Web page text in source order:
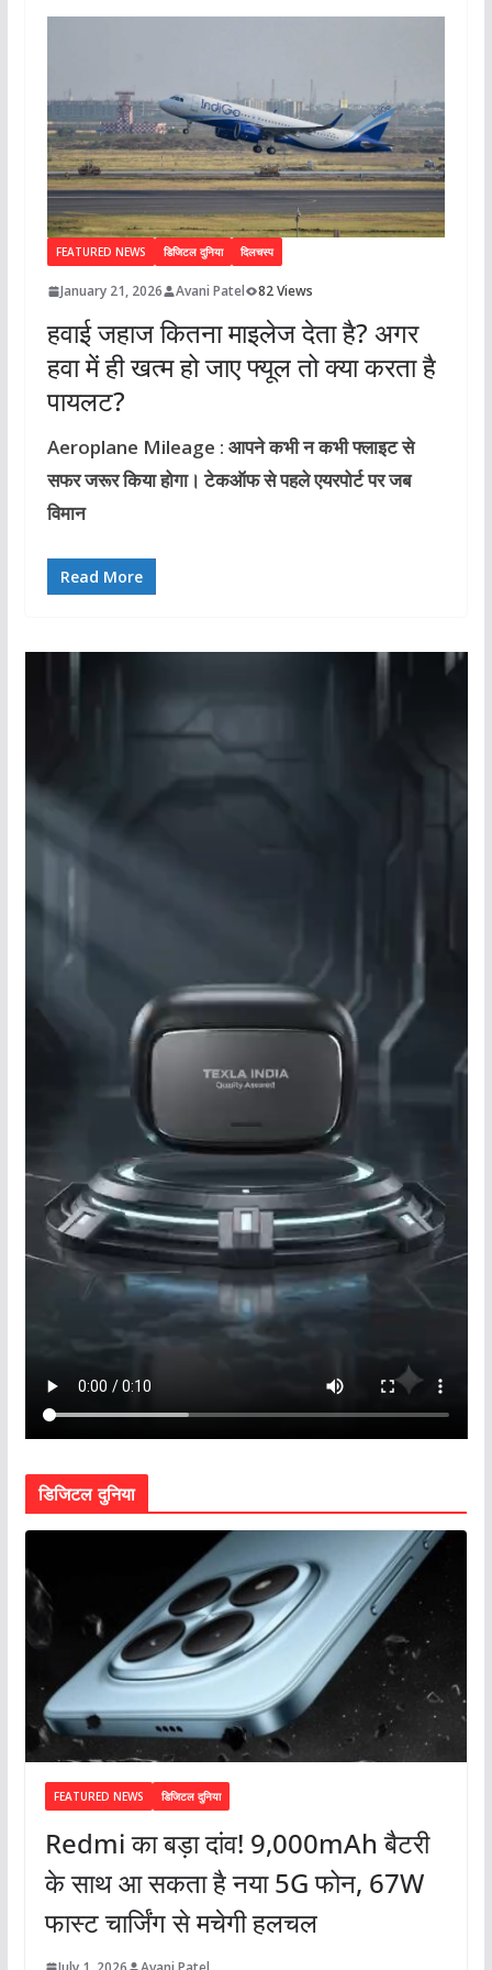
FEATURED NEWS डिजिटल दुनिया दिलचस्प
January 21, 2026 Avani Patel 82 Views
हवाई जहाज कितना माइलेज देता है? अगर
हवा में ही खत्म हो जाए फ्यूल तो क्या करता है
पायलट?
Aeroplane Mileage : आपने कभी न कभी फ्लाइट से
सफर जरूर किया होगा। टेकऑफ से पहले एयरपोर्ट पर जब
विमान
Read More
डिजिटल दुनिया
FEATURED NEWS डिजिटल दुनिया
Redmi का बड़ा दांव! 9,000mAh बैटरी
के साथ आ सकता है नया 5G फोन, 67W
फास्ट चार्जिंग से मचेगी हलचल